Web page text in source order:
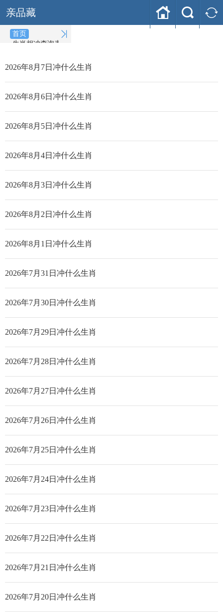
亲品藏   
首页
生肖相冲查询表

2026年8月7日冲什么生肖
2026年8月6日冲什么生肖
2026年8月5日冲什么生肖
2026年8月4日冲什么生肖
2026年8月3日冲什么生肖
2026年8月2日冲什么生肖
2026年8月1日冲什么生肖
2026年7月31日冲什么生肖
2026年7月30日冲什么生肖
2026年7月29日冲什么生肖
2026年7月28日冲什么生肖
2026年7月27日冲什么生肖
2026年7月26日冲什么生肖
2026年7月25日冲什么生肖
2026年7月24日冲什么生肖
2026年7月23日冲什么生肖
2026年7月22日冲什么生肖
2026年7月21日冲什么生肖
2026年7月20日冲什么生肖